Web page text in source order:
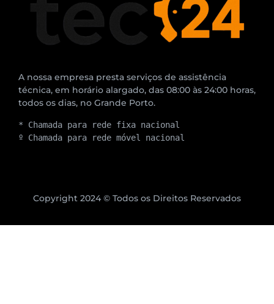
A nossa empresa presta serviços de assistência
técnica, em horário alargado, das 08:00 às 24:00 horas,
todos os dias, no Grande Porto.
* Chamada para rede fixa nacional
º Chamada para rede móvel nacional
Copyright 2024 © Todos os Direitos Reservados